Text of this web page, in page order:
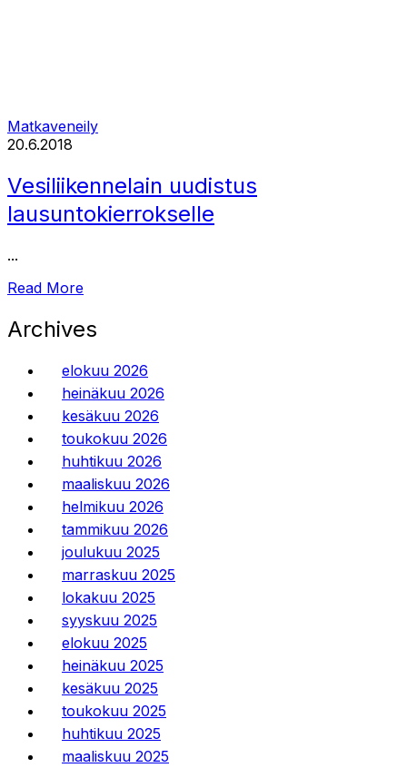
Matkaveneily
20.6.2018
Vesiliikennelain uudistus
lausuntokierrokselle
...
Read More
Archives
elokuu 2026
heinäkuu 2026
kesäkuu 2026
toukokuu 2026
huhtikuu 2026
maaliskuu 2026
helmikuu 2026
tammikuu 2026
joulukuu 2025
marraskuu 2025
lokakuu 2025
syyskuu 2025
elokuu 2025
heinäkuu 2025
kesäkuu 2025
toukokuu 2025
huhtikuu 2025
maaliskuu 2025